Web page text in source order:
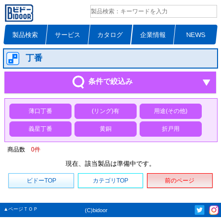
製品検索 サービス カタログ 企業情報 NEWS
丁番
条件で絞込み
薄口丁番 (リング)有 用途(その他)
義星丁番 黄銅 折戸用
商品数 0件
現在、該当製品は準備中です。
ビドーTOP カテゴリTOP 前のページ
▲ページＴＯＰ (C)bidoor